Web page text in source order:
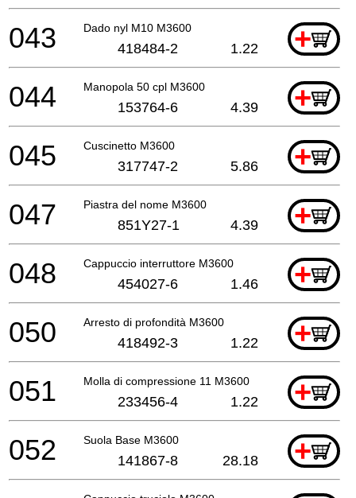
Dado nyl M10 M3600 +
043 418484-2 1.22
Manopola 50 cpl M3600 +
044 153764-6 4.39
Cuscinetto M3600 +
045 317747-2 5.86
Piastra del nome M3600 +
047 851Y27-1 4.39
Cappuccio interruttore M3600 +
048 454027-6 1.46
Arresto di profondità M3600 +
050 418492-3 1.22
Molla di compressione 11 M3600 +
051 233456-4 1.22
Suola Base M3600 +
052 141867-8 28.18